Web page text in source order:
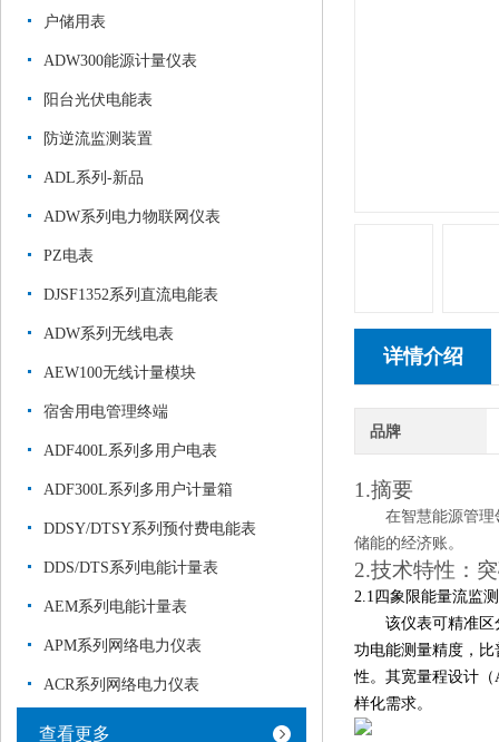
户储用表
ADW300能源计量仪表
阳台光伏电能表
防逆流监测装置
ADL系列-新品
ADW系列电力物联网仪表
PZ电表
DJSF1352系列直流电能表
ADW系列无线电表
AEW100无线计量模块
宿舍用电管理终端
ADF400L系列多用户电表
ADF300L系列多用户计量箱
DDSY/DTSY系列预付费电能表
DDS/DTS系列电能计量表
AEM系列电能计量表
APM系列网络电力仪表
ACR系列网络电力仪表
查看更多
详情介绍
品牌
1.摘要
在智慧能源管
储能的经济账。
2.技术特性：
2.1四象限能量流监
该仪表可精准
功电能测量精度，
性。其宽量程设计
样化需求。